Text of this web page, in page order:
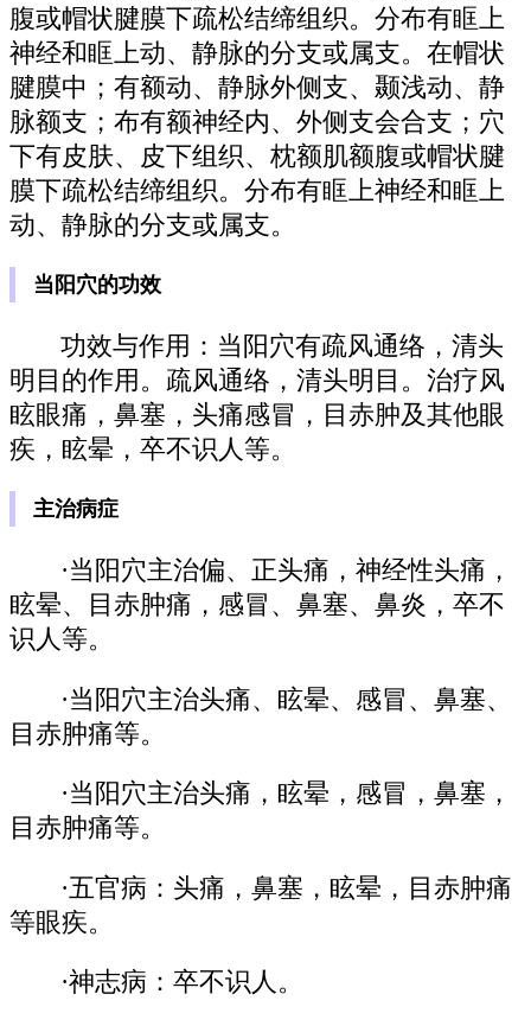
腹或帽状腱膜下疏松结缔组织。分布有眶上
神经和眶上动、静脉的分支或属支。在帽状
腱膜中；有额动、静脉外侧支、颞浅动、静
脉额支；布有额神经内、外侧支会合支；穴
下有皮肤、皮下组织、枕额肌额腹或帽状腱
膜下疏松结缔组织。分布有眶上神经和眶上
动、静脉的分支或属支。
当阳穴的功效
功效与作用：当阳穴有疏风通络，清头
明目的作用。疏风通络，清头明目。治疗风
眩眼痛，鼻塞，头痛感冒，目赤肿及其他眼
疾，眩晕，卒不识人等。
主治病症
·当阳穴主治偏、正头痛，神经性头痛，
眩晕、目赤肿痛，感冒、鼻塞、鼻炎，卒不
识人等。
·当阳穴主治头痛、眩晕、感冒、鼻塞、
目赤肿痛等。
·当阳穴主治头痛，眩晕，感冒，鼻塞，
目赤肿痛等。
·五官病：头痛，鼻塞，眩晕，目赤肿痛
等眼疾。
·神志病：卒不识人。